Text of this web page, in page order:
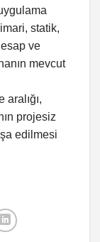
statik,
ve
mevcut
aralığı,
projesiz
edilmesi